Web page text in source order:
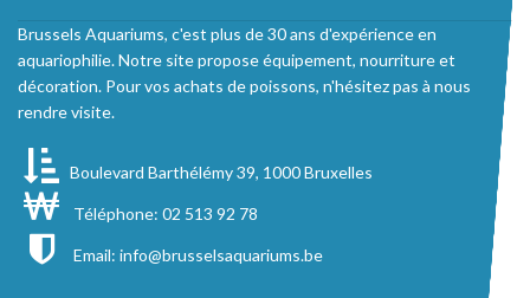
Brussels Aquariums, c'est plus de 30 ans d'expérience en
aquariophilie. Notre site propose équipement, nourriture et
décoration. Pour vos achats de poissons, n'hésitez pas à nous
rendre visite.
Boulevard Barthélémy 39, 1000 Bruxelles
Téléphone: 02 513 92 78
Email: info@brusselsaquariums.be